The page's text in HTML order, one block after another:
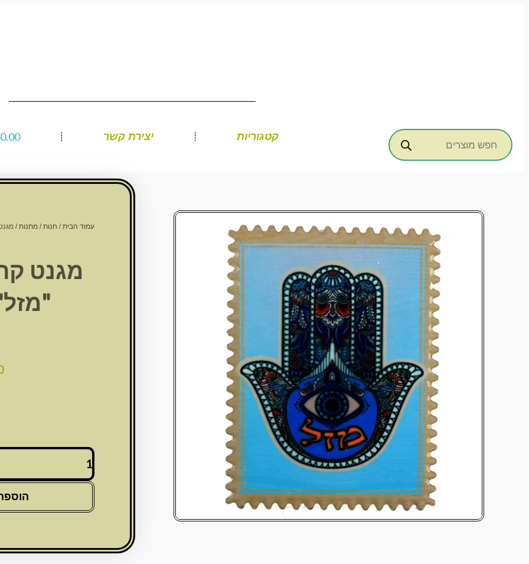
Products
search
קטגוריות יצירת קשר 0.00
עמוד הבית/ חנות/ מתנות/ מגנט
מגנט
"מזל" 8*6
כמות
של
מגנט
חמסה
ס"מ